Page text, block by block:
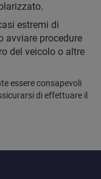
estremi di
avviare procedure
del veicolo o altre
essere consapevoli
di effettuare il